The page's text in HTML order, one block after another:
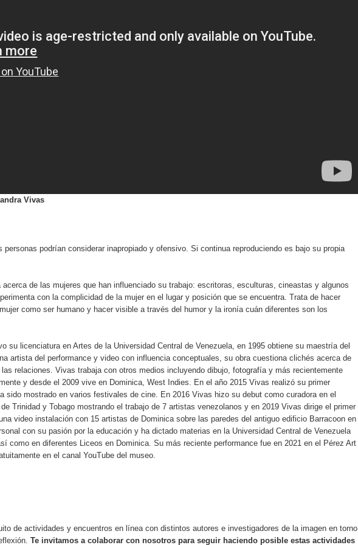
Vivas
podrían considerar inapropiado y ofensivo. Si continua reproduciendo es bajo su propia
de las mujeres que han influenciado su trabajo: escritoras, esculturas, cineastas y algunos
con la complicidad de la mujer en el lugar y posición que se encuentra. Trata de hacer
como ser humano y hacer visible a través del humor y la ironía cuán diferentes son los
su licenciatura en Artes de la Universidad Central de Venezuela, en 1995 obtiene su maestría del
artista del performance y video con influencia conceptuales, su obra cuestiona clichés acerca de
relaciones. Vivas trabaja con otros medios incluyendo dibujo, fotografía y más recientemente
y desde el 2009 vive en Dominica, West Indies. En el año 2015 Vivas realizó su primer
sido mostrado en varios festivales de cine. En 2016 Vivas hizo su debut como curadora en el
Trinidad y Tobago mostrando el trabajo de 7 artistas venezolanos y en 2019 Vivas dirige el primer
video instalación con 15 artistas de Dominica sobre las paredes del antiguo edificio Barracoon en
con su pasión por la educación y ha dictado materias en la Universidad Central de Venezuela
como en diferentes Liceos en Dominica. Su más reciente performance fue en 2021 en el Pérez Art
en el canal YouTube del museo.
de actividades y encuentros en línea con distintos autores e investigadores de la imagen en torno
Te invitamos a colaborar con nosotros para seguir haciendo posible estas actividades